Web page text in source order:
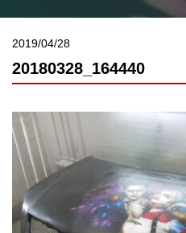
2019/04/28
20180328_164440